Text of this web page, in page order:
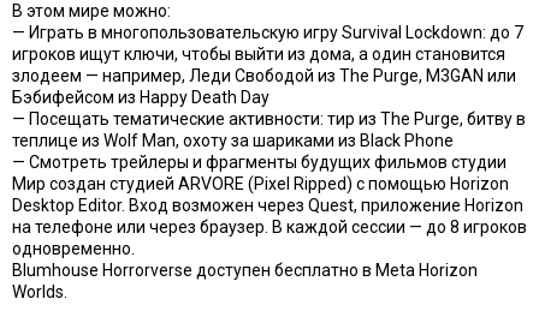
В этом мире можно:
— Играть в многопользовательскую игру Survival Lockdown: до 7
игроков ищут ключи, чтобы выйти из дома, а один становится
злодеем — например, Леди Свободой из The Purge, M3GAN или
Бэбифейсом из Happy Death Day
— Посещать тематические активности: тир из The Purge, битву в
теплице из Wolf Man, охоту за шариками из Black Phone
— Смотреть трейлеры и фрагменты будущих фильмов студии
Мир создан студией ARVORE (Pixel Ripped) с помощью Horizon
Desktop Editor. Вход возможен через Quest, приложение Horizon
на телефоне или через браузер. В каждой сессии — до 8 игроков
одновременно.
Blumhouse Horrorverse доступен бесплатно в Meta Horizon
Worlds.